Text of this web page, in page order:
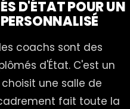
D'ÉTAT POUR UN
coachs sont des
d'État. C'est un
une salle de
fait toute la